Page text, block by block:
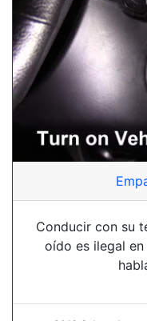
Conducir con su
oído es ilegal en